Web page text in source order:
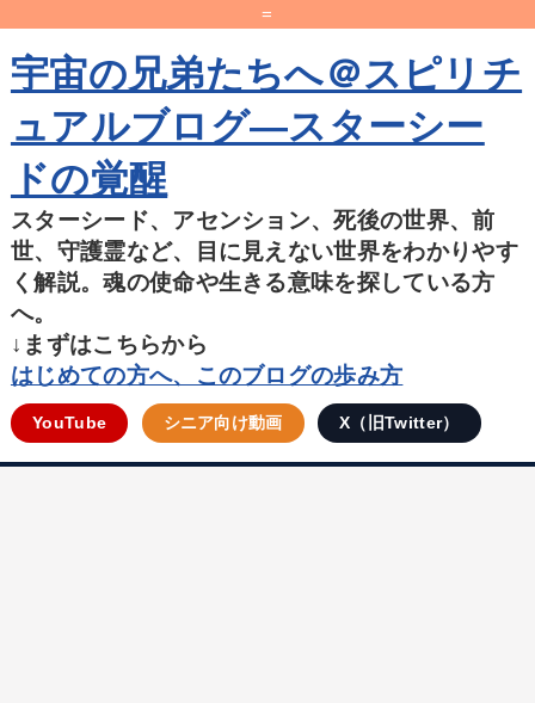
=
宇宙の兄弟たちへ＠スピリチ
ュアルブログ―スターシー
ドの覚醒
スターシード、アセンション、死後の世界、前
世、守護霊など、目に見えない世界をわかりやす
く解説。魂の使命や生きる意味を探している方
へ。
↓まずはこちらから
はじめての方へ、このブログの歩み方
YouTube シニア向け動画 X（旧Twitter）